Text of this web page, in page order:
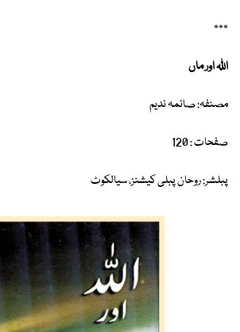
٭٭٭
اللہ اور ماں
مصنفہ: صائمہ ندیم
صفحات : 120
پبلشر: روحان پبلی کیشنز، سیالکوٹ